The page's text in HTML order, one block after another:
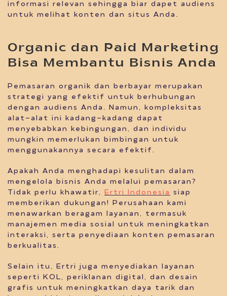
informasi relevan sehingga biar dapet audiens
untuk melihat konten dan situs Anda.
Organic dan Paid Marketing
Bisa Membantu Bisnis Anda
Pemasaran organik dan berbayar merupakan
strategi yang efektif untuk berhubungan
dengan audiens Anda. Namun, kompleksitas
alat-alat ini kadang-kadang dapat
menyebabkan kebingungan, dan individu
mungkin memerlukan bimbingan untuk
menggunakannya secara efektif.
Apakah Anda menghadapi kesulitan dalam
mengelola bisnis Anda melalui pemasaran?
Tidak perlu khawatir, Ertri Indonesia siap
memberikan dukungan! Perusahaan kami
menawarkan beragam layanan, termasuk
manajemen media sosial untuk meningkatkan
interaksi, serta penyediaan konten pemasaran
berkualitas.
Selain itu, Ertri juga menyediakan layanan
seperti KOL, periklanan digital, dan desain
grafis untuk meningkatkan daya tarik dan